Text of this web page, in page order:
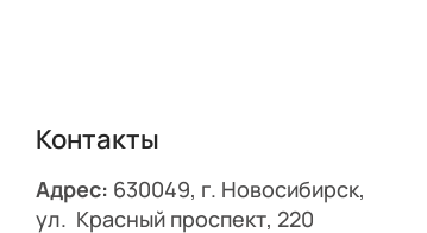
Контакты
Адрес: 630049, г. Новосибирск,
ул. Красный проспект, 220